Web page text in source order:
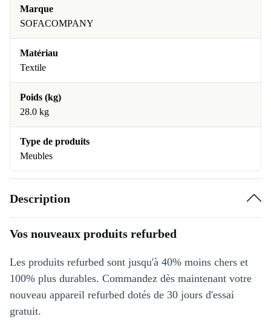
Marque
SOFACOMPANY
Matériau
Textile
Poids (kg)
28.0 kg
Type de produits
Meubles
Description
Vos nouveaux produits refurbed
Les produits refurbed sont jusqu'à 40% moins chers et
100% plus durables. Commandez dès maintenant votre
nouveau appareil refurbed dotés de 30 jours d'essai
gratuit.